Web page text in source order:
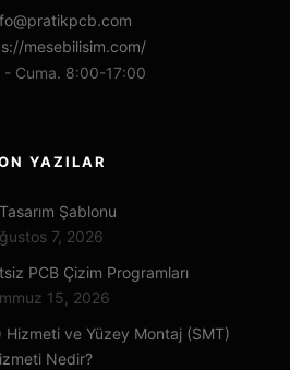
mesebilisim.com/
- Cuma. 8:00-17:00
YAZILAR
Şablonu
7, 2026
PCB Çizim Programları
15, 2026
Hizmeti ve Yüzey Montaj (SMT)
Nedir?